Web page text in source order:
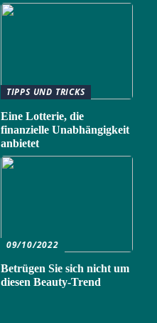
TIPPS UND TRICKS
Eine Lotterie, die
finanzielle Unabhängigkeit
anbietet
09/10/2022
Betrügen Sie sich nicht um
diesen Beauty-Trend